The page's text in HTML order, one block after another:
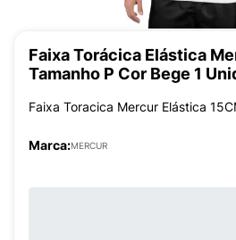
Faixa Torácica Elástica
Tamanho P Cor Bege 1
Faixa Toracica Mercur Elástica
Marca:MERCUR